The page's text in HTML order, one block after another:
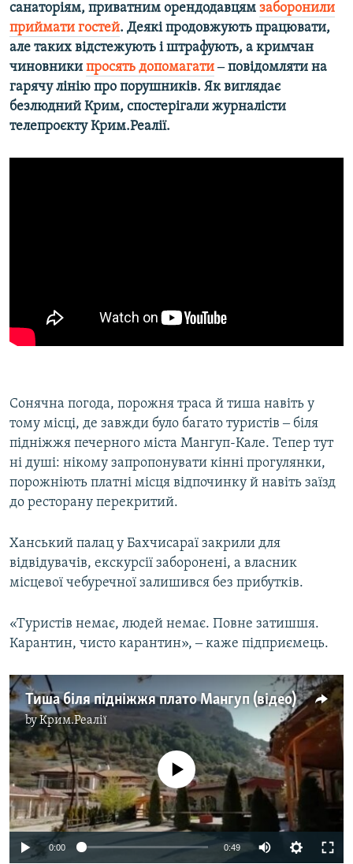
санаторіям, приватним орендодавцям заборонили
приймати гостей. Деякі продовжують працювати,
але таких відстежують і штрафують, а кримчан
чиновники просять допомагати‒ повідомляти на
гарячу лінію про порушників. Як виглядає
безлюдний Крим, спостерігали журналісти
телепроєкту Крим.Реалії.
Сонячна погода, порожня траса й тиша навіть у
тому місці, де завжди було багато туристів ‒ біля
підніжжя печерного міста Мангуп-Кале. Тепер тут
ні душі: нікому запропонувати кінні прогулянки,
порожніють платні місця відпочинку й навіть заїзд
до ресторану перекритий.
Ханський палац у Бахчисараї закрили для
відвідувачів, екскурсії заборонені, а власник
місцевої чебуречної залишився без прибутків.
«Туристів немає, людей немає. Повне затишшя.
Карантин, чисто карантин», ‒ каже підприємець.
Тиша біля підніжжя плато Мангуп (відео)
byКрим.Реалії
No media source currently available
0:00 0:49